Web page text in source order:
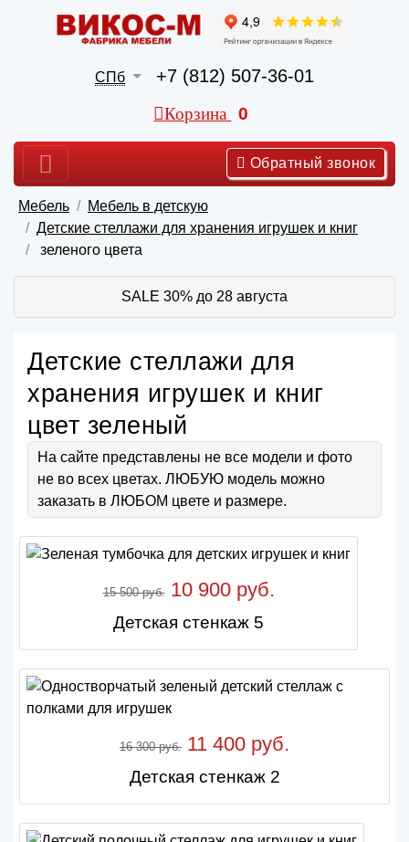
СПб +7 (812) 507-36-01
Корзина 0
Обратный звонок
Мебель
Мебель в детскую
Детские стеллажи для хранения игрушек и книг
зеленого цвета
SALE 30% до 28 августа
Детские стеллажи для
хранения игрушек и книг
цвет зеленый
На сайте представлены не все модели и фото
не во всех цветах. ЛЮБУЮ модель можно
заказать в ЛЮБОМ цвете и размере.
15 500 руб.10 900 руб.
Детская стенкаж 5
16 300 руб. 11 400 руб.
Детская стенкаж 2